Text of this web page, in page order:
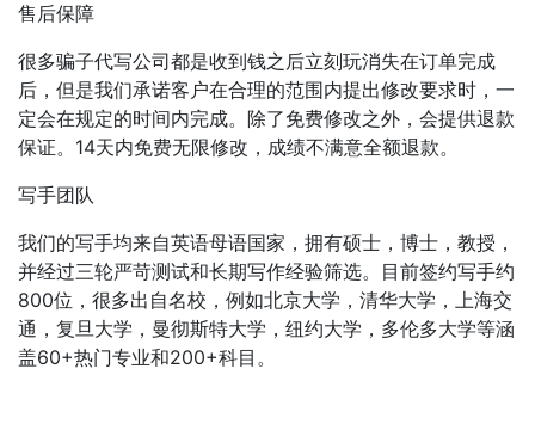
售后保障
很多骗子代写公司都是收到钱之后立刻玩消失在订单完成
后，但是我们承诺客户在合理的范围内提出修改要求时，一
定会在规定的时间内完成。除了免费修改之外，会提供退款
保证。14天内免费无限修改，成绩不满意全额退款。
写手团队
我们的写手均来自英语母语国家，拥有硕士，博士，教授，
并经过三轮严苛测试和长期写作经验筛选。目前签约写手约
800位，很多出自名校，例如北京大学，清华大学，上海交
通，复旦大学，曼彻斯特大学，纽约大学，多伦多大学等涵
盖60+热门专业和200+科目。